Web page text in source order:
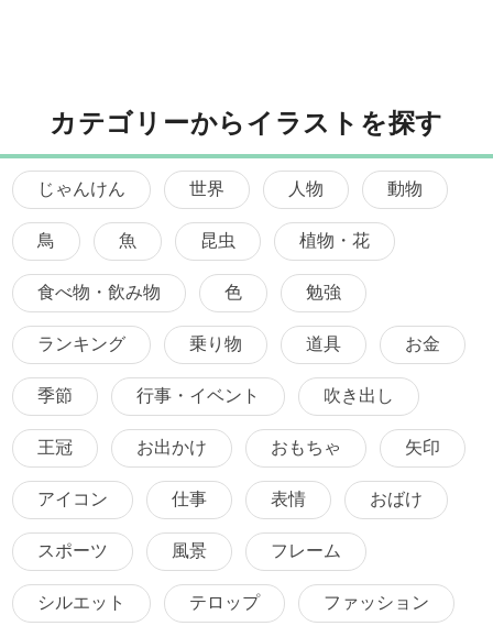
カテゴリーからイラストを探す
じゃんけん 世界 人物 動物
鳥 魚 昆虫 植物・花
食べ物・飲み物 色 勉強
ランキング 乗り物 道具 お金
季節 行事・イベント 吹き出し
王冠 お出かけ おもちゃ 矢印
アイコン 仕事 表情 おばけ
スポーツ 風景 フレーム
シルエット テロップ ファッション